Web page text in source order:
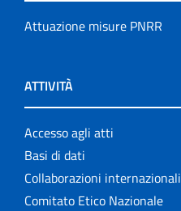
Attuazione misure PNRR
ATTIVITÀ
Accesso agli atti
Basi di dati
Collaborazioni internazionali
Comitato Etico Nazionale